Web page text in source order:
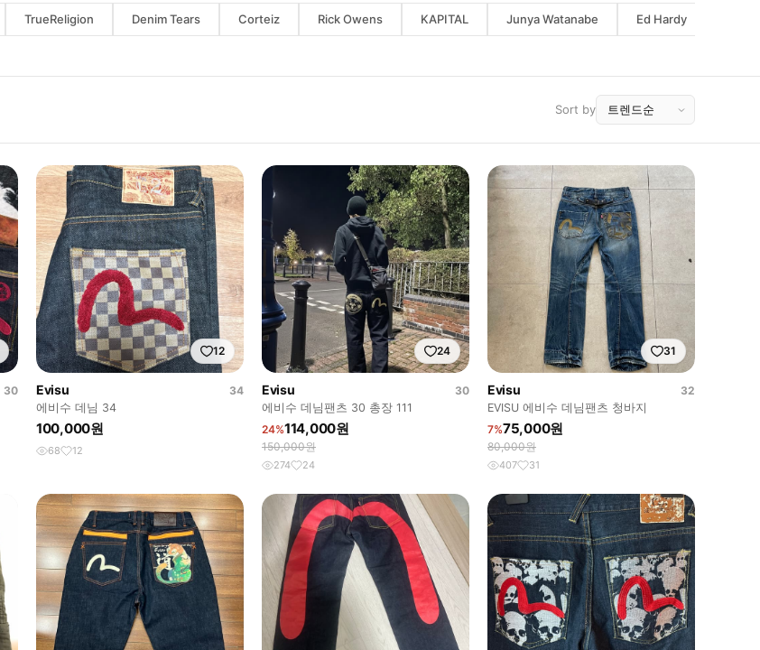
TrueReligion Denim Tears Corteiz Rick Owens KAPITAL Junya Watanabe Ed Hardy
Sort by
30
12
Evisu
34
에비수 데님 34
100,000원
68 12
24
Evisu
30
에비수 데님팬츠 30 총장 111
24%114,000원
150,000원
274 24
31
Evisu
32
EVISU 에비수 데님팬츠 청바지
7%75,000원
80,000원
407 31